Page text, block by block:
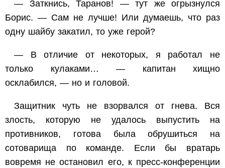
— Заткнись, Таранов! — тут же огрызнулся
Борис. — Сам не лучше! Или думаешь, что раз
одну шайбу закатил, то уже герой?
— В отличие от некоторых, я работал не
только кулаками… — капитан хищно
осклабился, — но и головой.
Защитник чуть не взорвался от гнева. Вся
злость, которую не удалось выпустить на
противников, готова была обрушиться на
сотоварища по команде. Если бы вратарь
вовремя не остановил его, к пресс-конференции